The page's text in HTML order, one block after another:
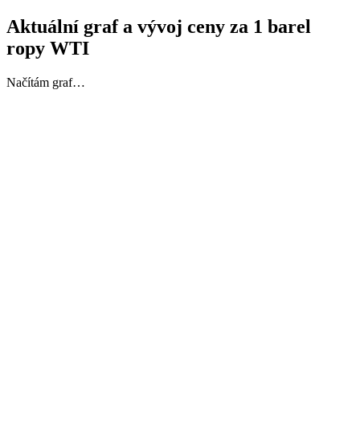
Aktuální graf a vývoj ceny za 1 barel
ropy WTI
Načítám graf…